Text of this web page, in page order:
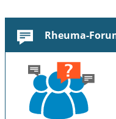
Rheuma-